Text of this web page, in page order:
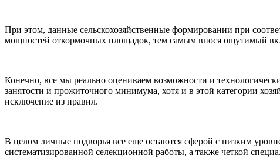
При этом, данные сельскохозяйственные формировании при
мощностей откормочных площадок, тем самым внося ощутимый
Конечно, все мы реально оцениваем возможности и
занятости и прожиточного минимума, хотя и в этой категории
исключение из правил.
В целом личные подворья все еще остаются сферой с низким
систематизированной селекционной работы, а также четкой